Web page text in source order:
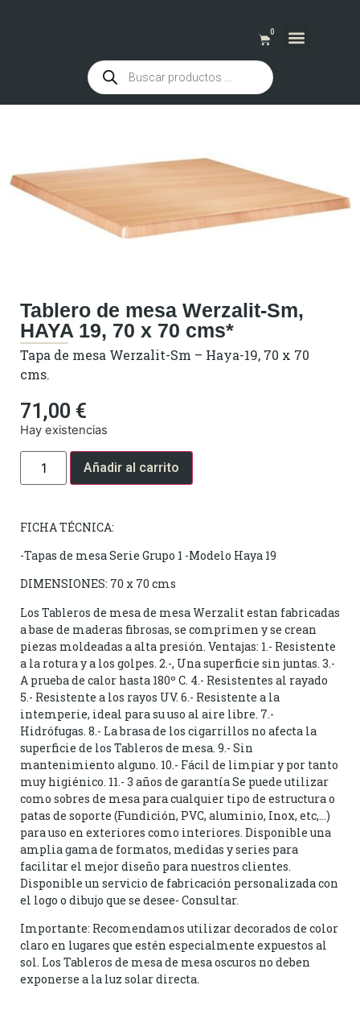
0
Tablero de mesa Werzalit-Sm,
HAYA 19, 70 x 70 cms*
Tapa de mesa Werzalit-Sm – Haya-19, 70 x 70
cms.
71,00 €
Hay existencias
Añadir al carrito
FICHA TÉCNICA:
-Tapas de mesa Serie Grupo 1 -Modelo Haya 19
DIMENSIONES: 70 x 70 cms
Los Tableros de mesa de mesa Werzalit estan fabricadas
a base de maderas fibrosas, se comprimen y se crean
piezas moldeadas a alta presión. Ventajas: 1.- Resistente
a la rotura y a los golpes. 2.-, Una superficie sin juntas. 3.-
A prueba de calor hasta 180º C. 4.- Resistentes al rayado
5.- Resistente a los rayos UV. 6.- Resistente a la
intemperie, ideal para su uso al aire libre. 7.-
Hidrófugas. 8.- La brasa de los cigarrillos no afecta la
superficie de los Tableros de mesa. 9.- Sin
mantenimiento alguno. 10.- Fácil de limpiar y por tanto
muy higiénico. 11.- 3 años de garantía Se puede utilizar
como sobres de mesa para cualquier tipo de estructura o
patas de soporte (Fundición, PVC, aluminio, Inox, etc,…)
para uso en exteriores como interiores. Disponible una
amplia gama de formatos, medidas y series para
facilitar el mejor diseño para nuestros clientes.
Disponible un servicio de fabricación personalizada con
el logo o dibujo que se desee- Consultar.
Importante: Recomendamos utilizar decorados de color
claro en lugares que estén especialmente expuestos al
sol. Los Tableros de mesa de mesa oscuros no deben
exponerse a la luz solar directa.